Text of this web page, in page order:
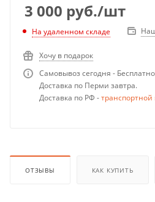
3 000 руб./шт
На удаленном складе
Хочу в подарок
Самовывоз сегодня -
Доставка по Перми завтра.
Доставка по РФ -
ОТЗЫВЫ КАК КУПИТЬ